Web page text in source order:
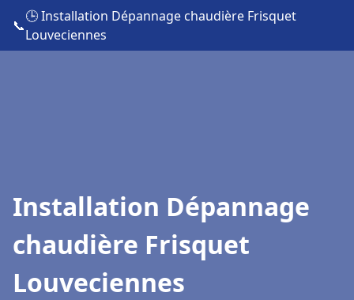
📞
🕒 Installation Dépannage chaudière Frisquet
Louveciennes
Installation Dépannage
chaudière Frisquet
Louveciennes